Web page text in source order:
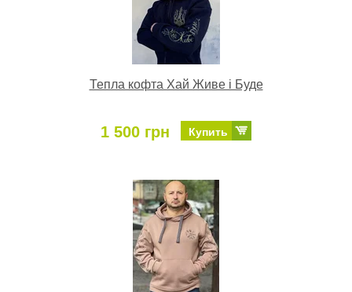
Тепла кофта Хай Живе і Буде
1 500 грн Купить